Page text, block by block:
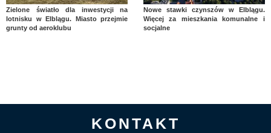
Zielone światło dla inwestycji na
lotnisku w Elblągu. Miasto przejmie
grunty od aeroklubu
Nowe stawki czynszów w Elblągu.
Więcej za mieszkania komunalne i
socjalne
KONTAKT